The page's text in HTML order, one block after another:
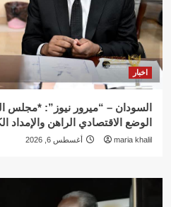
اخبار
السودان – “ميرور نيوز”: *مجلس
الوضع الاقتصادي الراهن والإمداد
maria khalil أغسطس 6, 2026